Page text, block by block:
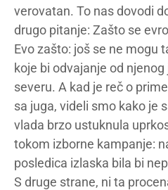
verovatan. To nas dovodi
drugo pitanje: Zašto se
Evo zašto: još se ne mogu
koje bi odvajanje od
severu. A kad je reč o
sa juga, videli smo kako je
vlada brzo ustuknula
tokom izborne kampanje:
posledica izlaska bila bi
S druge strane, ni ta